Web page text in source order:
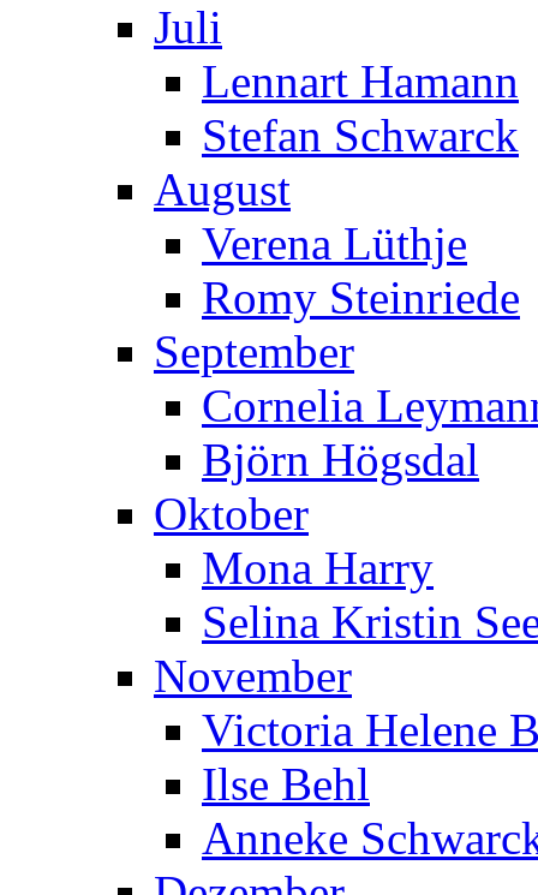
Juli
Lennart Hamann
Stefan Schwarck
August
Verena Lüthje
Romy Steinriede
September
Cornelia
Björn Högsdal
Oktober
Mona Harry
Selina Kristin
November
Victoria Helene
Ilse Behl
Anneke